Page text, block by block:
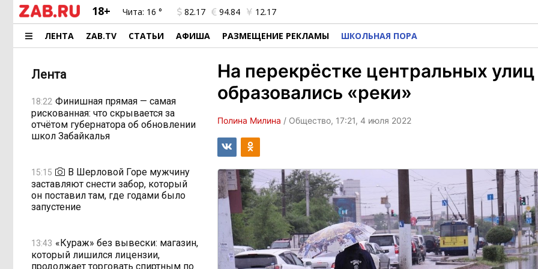
18+ Чита: 16 ° 82.17 94.84 12.17
ЛЕНТА ZAB.TV СТАТЬИ АФИША РАЗМЕЩЕНИЕ РЕКЛАМЫ ШКОЛЬНАЯ ПОРА
Лента
18:22 Финишная прямая — самая
рискованная: что скрывается за
отчётом губернатора об обновлении
школ Забайкалья
15:15
В Шерловой Горе мужчину
заставляют снести забор, который
он поставил там, где годами было
запустение
13:43 «Кураж» без вывески: магазин,
который лишился лицензии,
продолжает торговать спиртным по
На перекрёстке центральных
образовались «реки»
Полина Милина / Общество, 17:21, 4 июля 2022